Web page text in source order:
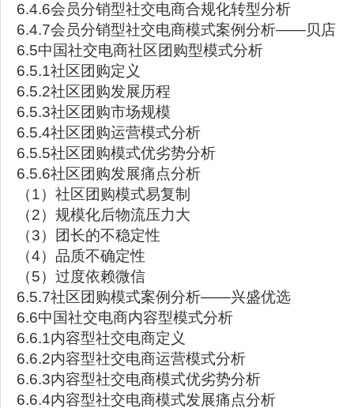
6.4.6会员分销型社交电商合规化转型分析
6.4.7会员分销型社交电商模式案例分析——贝店
6.5中国社交电商社区团购型模式分析
6.5.1社区团购定义
6.5.2社区团购发展历程
6.5.3社区团购市场规模
6.5.4社区团购运营模式分析
6.5.5社区团购模式优劣势分析
6.5.6社区团购发展痛点分析
（1）社区团购模式易复制
（2）规模化后物流压力大
（3）团长的不稳定性
（4）品质不确定性
（5）过度依赖微信
6.5.7社区团购模式案例分析——兴盛优选
6.6中国社交电商内容型模式分析
6.6.1内容型社交电商定义
6.6.2内容型社交电商运营模式分析
6.6.3内容型社交电商模式优劣势分析
6.6.4内容型社交电商模式发展痛点分析